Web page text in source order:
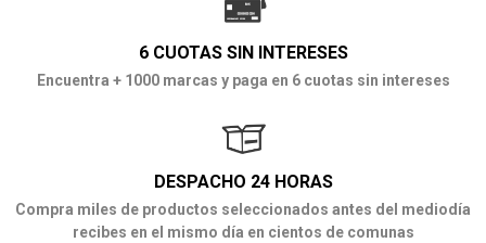
6 CUOTAS SIN INTERESES
Encuentra + 1000 marcas y paga en 6 cuotas sin intereses
DESPACHO 24 HORAS
Compra miles de productos seleccionados antes del mediodía
recibes en el mismo día en cientos de comunas